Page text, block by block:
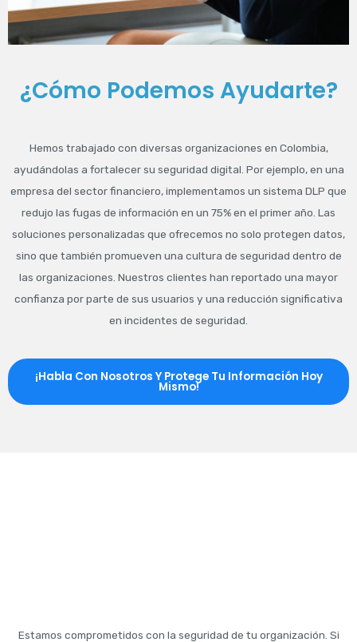
¿Cómo Podemos Ayudarte?
Hemos trabajado con diversas organizaciones en Colombia,
ayudándolas a fortalecer su seguridad digital. Por ejemplo, en una
empresa del sector financiero, implementamos un sistema DLP que
redujo las fugas de información en un 75% en el primer año. Las
soluciones personalizadas que ofrecemos no solo protegen datos,
sino que también promueven una cultura de seguridad dentro de
las organizaciones. Nuestros clientes han reportado una mayor
confianza por parte de sus usuarios y una reducción significativa
en incidentes de seguridad.
¡Habla Con Nosotros Y Protege Tu Información Hoy
Mismo!
Estamos comprometidos con la seguridad de tu organización. Si